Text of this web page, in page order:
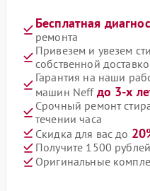
Бесплатная
ремонта
Привезем и увезем
собственной
Гарантия на наши
машин Neff до 3-х
Срочный ремонт
течении часа
Скидка для вас до
Получите 1500
Оригинальные